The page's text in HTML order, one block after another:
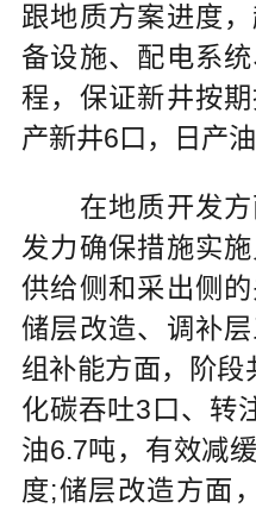
跟地质方案进度
备设施、配电系
程，保证新井按
产新井6口，日产油
在地质开发方
发力确保措施实
供给侧和采出侧的
储层改造、调补
组补能方面，阶
化碳吞吐3口、转
油6.7吨，有效减
度;储层改造方面